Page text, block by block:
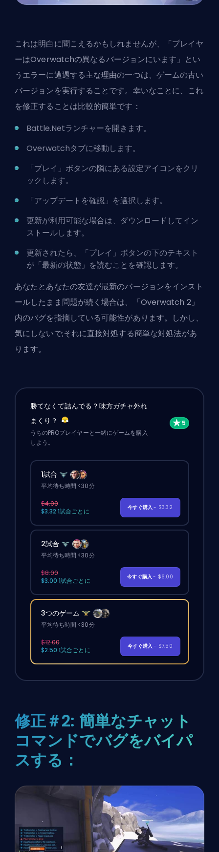
これは明白に聞こえるかもしれませんが、「プレイヤ
ーはOverwatchの異なるバージョンにいます」とい
うエラーに遭遇する主な理由の一つは、ゲームの古い
バージョンを実行することです。幸いなことに、これ
を修正することは比較的簡単です：
Battle.Netランチャーを開きます。
Overwatchタブに移動します。
「プレイ」ボタンの隣にある設定アイコンをクリ
ックします。
「アップデートを確認」を選択します。
更新が利用可能な場合は、ダウンロードしてイン
ストールします。
更新されたら、「プレイ」ボタンの下のテキスト
が「最新の状態」を読むことを確認します。
あなたとあなたの友達が最新のバージョンをインスト
ールしたまま問題が続く場合は、「Overwatch 2」
内のバグを指摘している可能性があります。しかし、
気にしないで;それに直接対処する簡単な対処法があ
ります。
勝てなくて詰んでる？味方ガチャ外れ
まくり？
うちのPROプレイヤーと一緒にゲームを購入
しよう。
1試合
平均待ち時間 <30分
$4.00
$3.32 1試合ごとに
今すぐ購入- $3.32
2試合
平均待ち時間 <30分
$8.00
$3.00 1試合ごとに
今すぐ購入- $6.00
3つのゲーム
平均待ち時間 <30分
$12.00
$2.50 1試合ごとに
今すぐ購入- $7.50
修正＃2: 簡単なチャット
コマンドでバグをバイパ
スする：